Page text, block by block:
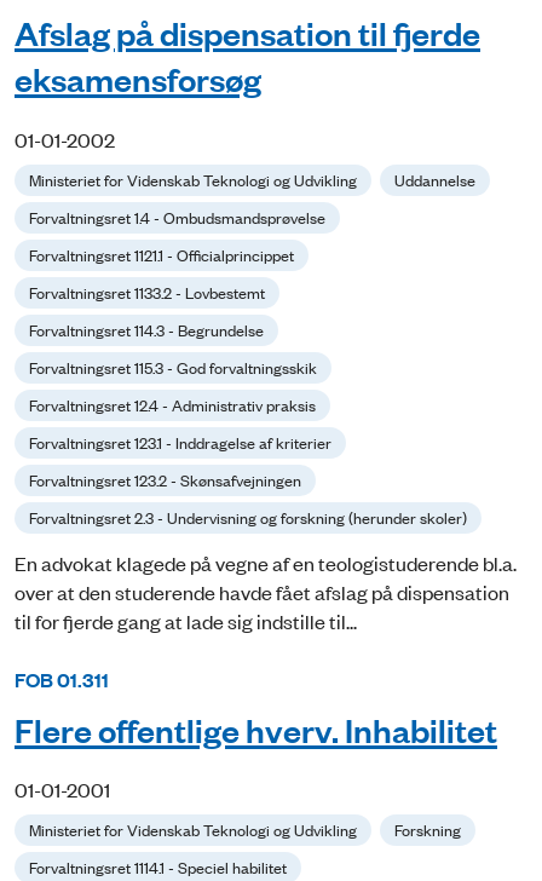
Afslag på dispensation til fjerde
eksamensforsøg
01-01-2002
Ministeriet for Videnskab Teknologi og Udvikling
Uddannelse
Forvaltningsret 1.4 - Ombudsmandsprøvelse
Forvaltningsret 1121.1 - Officialprincippet
Forvaltningsret 1133.2 - Lovbestemt
Forvaltningsret 114.3 - Begrundelse
Forvaltningsret 115.3 - God forvaltningsskik
Forvaltningsret 12.4 - Administrativ praksis
Forvaltningsret 123.1 - Inddragelse af kriterier
Forvaltningsret 123.2 - Skønsafvejningen
Forvaltningsret 2.3 - Undervisning og forskning (herunder skoler)
En advokat klagede på vegne af en teologistuderende bl.a.
over at den studerende havde fået afslag på dispensation
til for fjerde gang at lade sig indstille til...
FOB 01.311
Flere offentlige hverv. Inhabilitet
01-01-2001
Ministeriet for Videnskab Teknologi og Udvikling
Forskning
Forvaltningsret 1114.1 - Speciel habilitet